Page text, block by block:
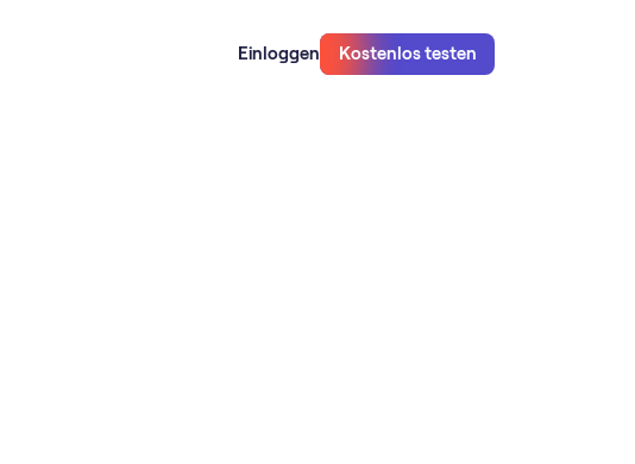
Einloggen Kostenlos testen